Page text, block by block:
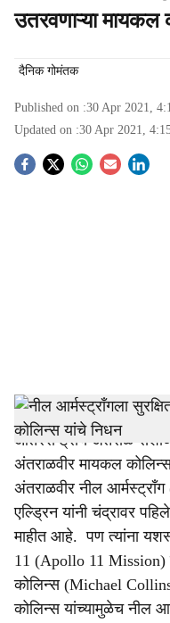
उतरवणाऱ्या मायकल
दैनिक गोमंतक
Published on :30 Apr 2021,
Updated on :30 Apr 2021,
S
h
a
r
e
Michael collins.jpg
आंतरराष्ट्रीय अंतराळ
अंतराळवीर मायकल
अंतराळवीर नील
एल्ड्रिन यांनी चंद्रावर
माहीत आहे. पण त्यांना
11 (Apollo 11 Mission)
कोलिन्स (Michael
कोलिन्स यांच्यामुळेच नील